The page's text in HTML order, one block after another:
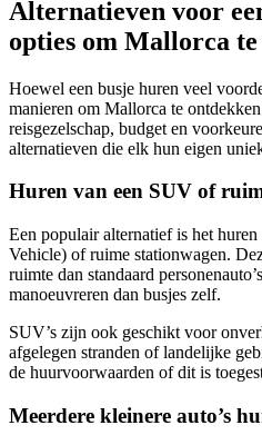
Alternatieven voor
opties om Mallorca
Hoewel een busje huren veel
manieren om Mallorca te
reisgezelschap, budget en
alternatieven die elk hun eigen
Huren van een SUV of
Een populair alternatief is het
Vehicle) of ruime stationwagen.
ruimte dan standaard
manoeuvreren dan busjes zelf.
SUV’s zijn ook geschikt voor
afgelegen stranden of landelijke
de huurvoorwaarden of dit is
Meerdere kleinere auto’s